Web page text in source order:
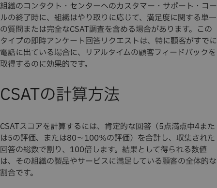
組織のコンタクト・センターへのカスタマー・サポート・コー
ルの終了時に、組織はやり取りに応じて、満足度に関する単一
の質問または完全なCSAT調査を含める場合があります。この
タイプの即時アンケート回答リクエストは、特に顧客がすでに
電話に出ている場合に、リアルタイムの顧客フィードバックを
取得するのに効果的です。
CSATの計算方法
CSATスコアを計算するには、肯定的な回答（5点満点中4また
は5の評価、または80～100％の評価）を合計し、収集された
回答の総数で割り、100倍します。結果として得られる数値
は、その組織の製品やサービスに満足している顧客の全体的な
割合です。